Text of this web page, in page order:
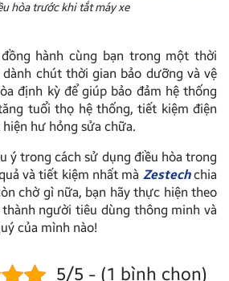
hòa trước khi tắt máy xe
hành cùng bạn trong một thời
chút thời gian bảo dưỡng và vệ
định kỳ để giúp bảo đảm hệ thống
tuổi thọ hệ thống, tiết kiệm điện
hư hỏng sửa chữa.
ý trong cách sử dụng điều hòa trong
và tiết kiệm nhất mà Zestechchia
chờ gì nữa, bạn hãy thực hiện theo
người tiêu dùng thông minh và
của mình nào!
5/5 - (1 bình chọn)